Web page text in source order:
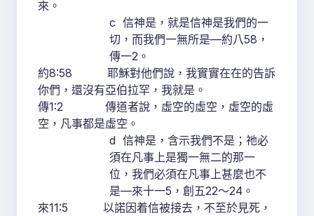
來。
c 信神是，就是信神是我們的一
切，而我們一無所是—約八58，
傳一2。
約8:58 耶穌對他們說，我實實在在的告訴
你們，還沒有亞伯拉罕，我就是。
傳1:2 傳道者說，虛空的虛空，虛空的虛
空，凡事都是虛空。
d 信神是，含示我們不是；祂必
須在凡事上是獨一無二的那一
位，我們必須在凡事上甚麼也不
是—來十一5，創五22～24。
來11:5 以諾因着信被接去，不至於見死，